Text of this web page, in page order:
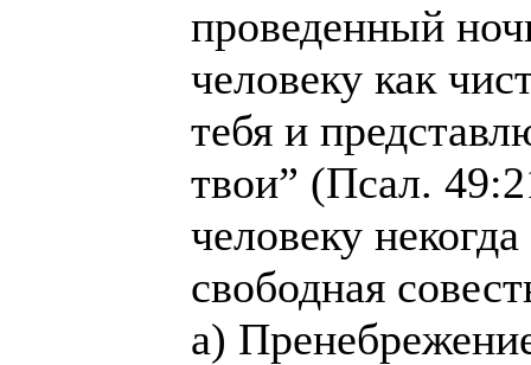
проведенный
человеку как
тебя и
твои” (Псал.
человеку
свободная
а)